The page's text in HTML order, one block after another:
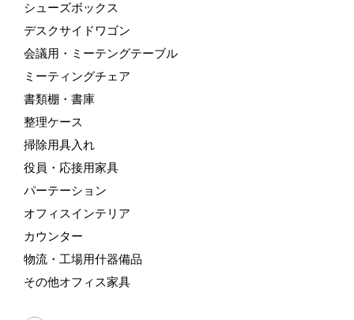
シューズボックス
デスクサイドワゴン
会議用・ミーテングテーブル
ミーティングチェア
書類棚・書庫
整理ケース
掃除用具入れ
役員・応接用家具
パーテーション
オフィスインテリア
カウンター
物流・工場用什器備品
その他オフィス家具